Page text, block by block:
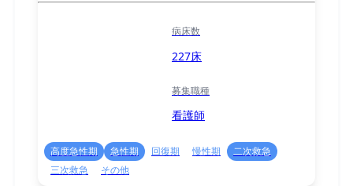
病床数
227床
募集職種
看護師
高度急性期 急性期 回復期 慢性期
二次救急
三次救急
その他